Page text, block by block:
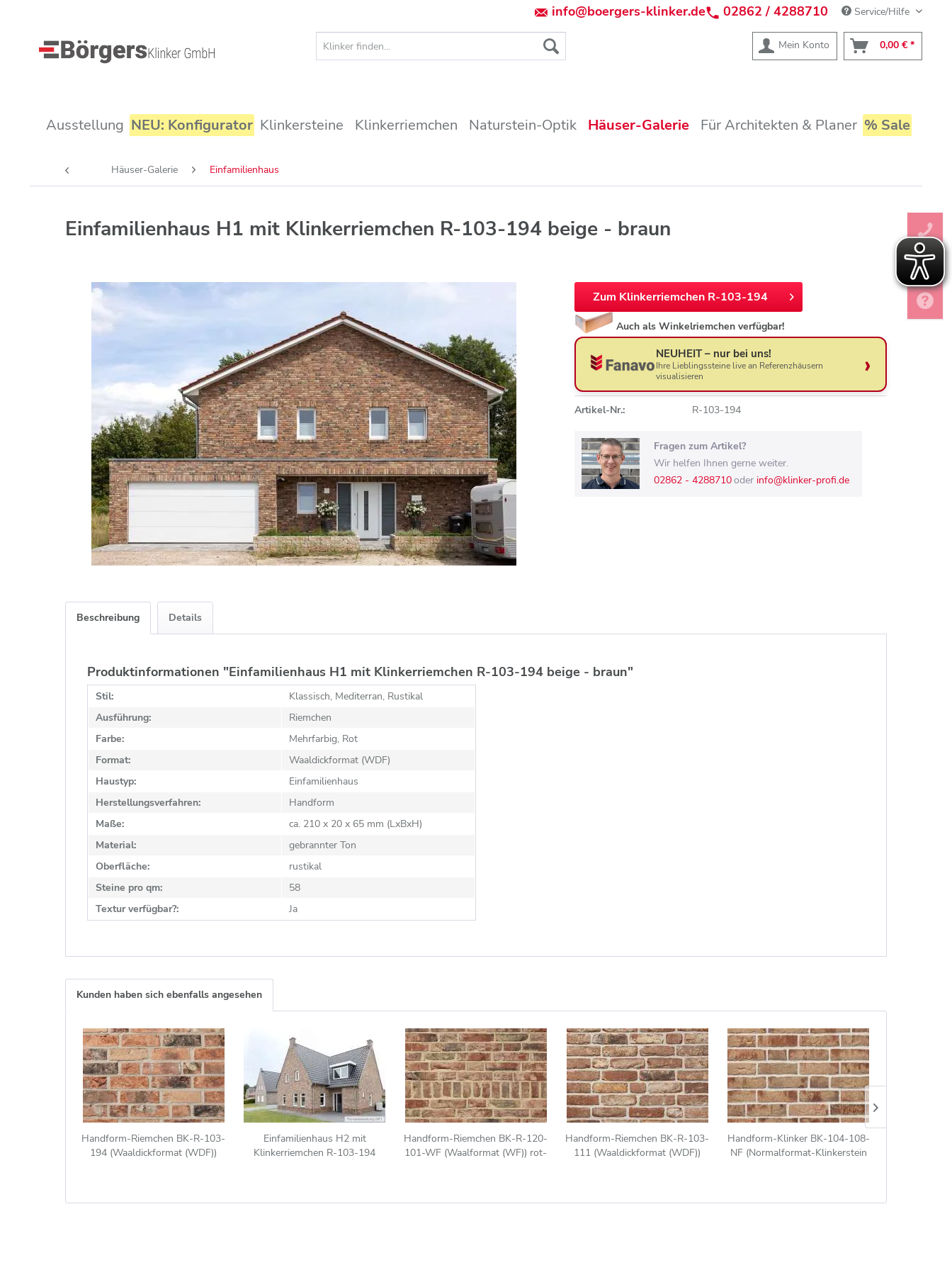
info@boergers-klinker.de 02862 / 4288710 Service/Hilfe
Mein Konto 0,00 € *
Ausstellung NEU: Konfigurator Klinkersteine Klinkerriemchen Naturstein-Optik Häuser-Galerie Für Architekten & Planer % Sale
Häuser-Galerie Einfamilienhaus
Einfamilienhaus H1 mit Klinkerriemchen R-103-194 beige - braun
Zum Klinkerriemchen R-103-194
Auch als Winkelriemchen verfügbar!
NEUHEIT – nur bei uns!
Ihre Lieblingssteine live an Referenzhäusern
visualisieren
Artikel-Nr.: R-103-194
Fragen zum Artikel?
Wir helfen Ihnen gerne weiter.
02862 - 4288710oder info@klinker-profi.de
Beschreibung Details
Produktinformationen "Einfamilienhaus H1 mit Klinkerriemchen R-103-194 beige - braun"
Stil:
Klassisch, Mediterran, Rustikal
Ausführung:
Riemchen
Farbe:
Mehrfarbig, Rot
Format:
Waaldickformat (WDF)
Haustyp:
Einfamilienhaus
Herstellungsverfahren:
Handform
Maße:
ca. 210 x 20 x 65 mm (LxBxH)
Material:
gebrannter Ton
Oberfläche:
rustikal
Steine pro qm:
58
Textur verfügbar?:
Ja
Kunden haben sich ebenfalls angesehen
Handform-Riemchen BK-R-103-
194 (Waaldickformat (WDF))
Einfamilienhaus H2 mit
Klinkerriemchen R-103-194
Handform-Riemchen BK-R-120-
101-WF (Waalformat (WF)) rot-
Handform-Riemchen BK-R-103-
111 (Waaldickformat (WDF))
Handform-Klinker BK-104-108-
NF (Normalformat-Klinkerstein